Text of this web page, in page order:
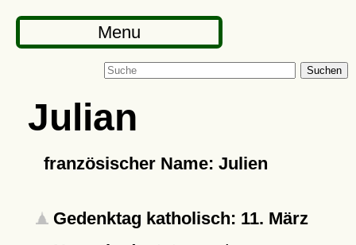
Menu
Suchen
Julian
französischer Name: Julien
Gedenktag katholisch: 11. März